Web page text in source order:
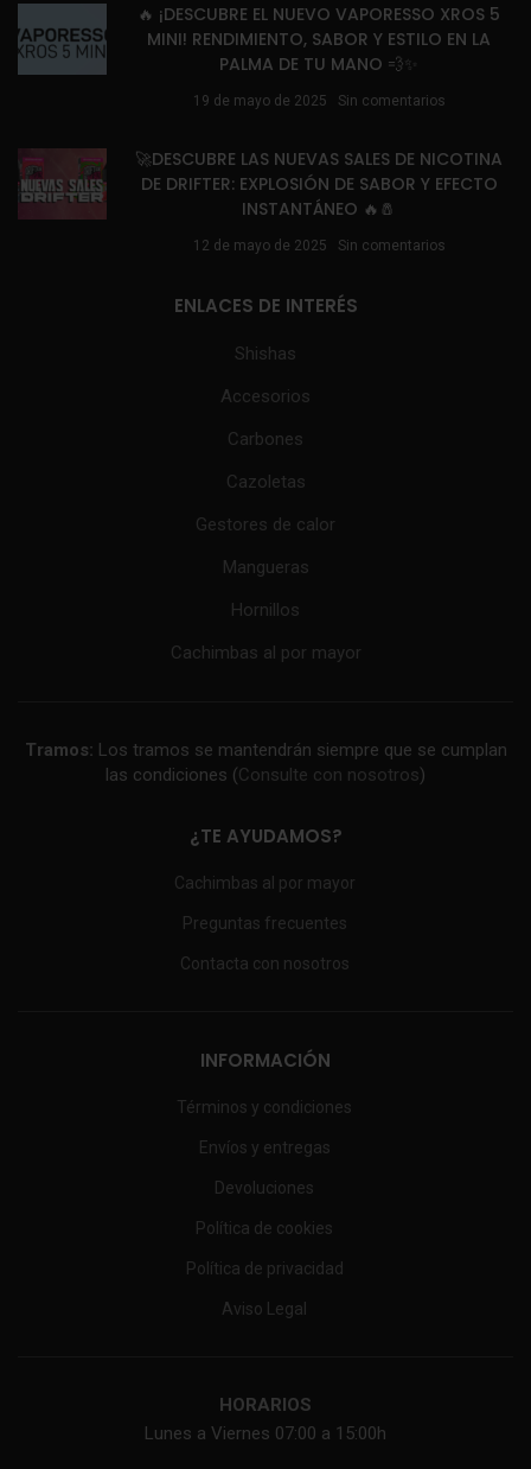
🔥 ¡DESCUBRE EL NUEVO VAPORESSO XROS 5
MINI! RENDIMIENTO, SABOR Y ESTILO EN LA
PALMA DE TU MANO 💨✨
19 de mayo de 2025 Sin comentarios
🚀DESCUBRE LAS NUEVAS SALES DE NICOTINA
DE DRIFTER: EXPLOSIÓN DE SABOR Y EFECTO
INSTANTÁNEO 🔥🧂
12 de mayo de 2025 Sin comentarios
ENLACES DE INTERÉS
Shishas
Accesorios
Carbones
Cazoletas
Gestores de calor
Mangueras
Hornillos
Cachimbas al por mayor
Tramos: Los tramos se mantendrán siempre que se cumplan
las condiciones (Consulte con nosotros)
¿TE AYUDAMOS?
Cachimbas al por mayor
Preguntas frecuentes
Contacta con nosotros
INFORMACIÓN
Términos y condiciones
Envíos y entregas
Devoluciones
Política de cookies
Política de privacidad
Aviso Legal
HORARIOS
Lunes a Viernes 07:00 a 15:00h